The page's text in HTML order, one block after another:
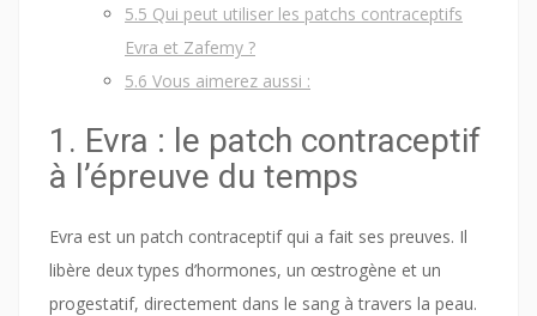
5.5 Qui peut utiliser les patchs contraceptifs
Evra et Zafemy ?
5.6 Vous aimerez aussi :
1. Evra : le patch contraceptif
à l’épreuve du temps
Evra est un patch contraceptif qui a fait ses preuves. Il
libère deux types d’hormones, un œstrogène et un
progestatif, directement dans le sang à travers la peau.